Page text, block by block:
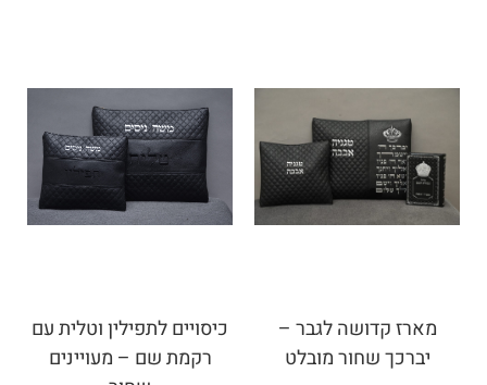
מארז קדושה לגבר –
יברכך שחור מובלט
כיסויים לתפילין וטלית עם
רקמת שם – מעויינים